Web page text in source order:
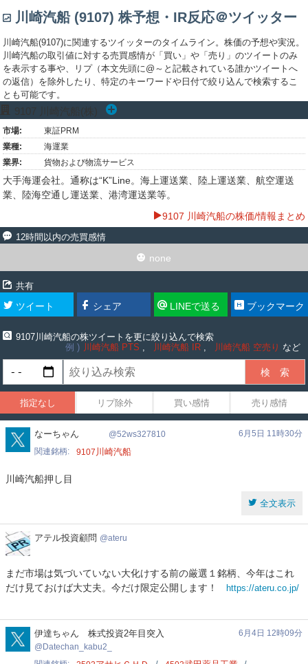
川崎汽船 (9107) 株予想・IR反応＠ツイッター
川崎汽船(9107)に関連するツイッターのタイムライン。株価の予想や実況。
川崎汽船の取引値に対する売買感情が「買い」や「売り」のツイートのみ
を表示する事や、リプ（本文先頭に@～と記載されている誰かツイートへ
の返信）を除外したり、特定のキーワードや日付で絞り込んで検索するこ
とも可能です。
9107 川崎汽船(株)
市場:
東証PRM
業種:
海運業
業界:
貨物および物流サービス
大手海運会社。通称は“K”Line。海上運送業、陸上運送業、航空運送
業、陸海空通し運送業、港湾運送業等。
9107 川崎汽船の株価/情報まとめ
12時間以内の売買感情
none
共有
ツイート シェア LINEで送る ブックマーク
9107川崎汽船の株ツイートを更に絞り込んで検索
例
川崎汽船 PTS 川崎汽船 IR 川崎汽船 空売り など
指定なし リプ除外 買い感情 売り感情
52ws327810
なーちゃん 52ws327810
6月5日 11時30分
関連銘柄
9107 川崎汽船
川崎汽船押し目
全文表示
ア
投
資
アテル投資顧問 ateru
まだ市場は気づいていない大化けする前の厳選１銘柄、今年はこれ
だけ見ておけば大丈夫。今だけ限定公開します！
https://ateru.co.jp/
Datechan_kabu2_
伊達ちゃん 株式投資2年目突入
Datechan_kabu2_
6月4日 12時09分